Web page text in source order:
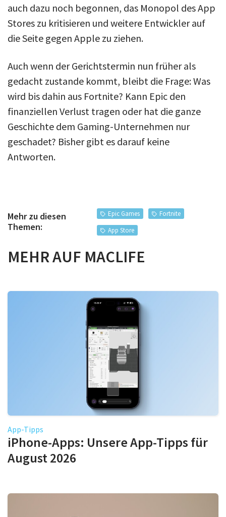
auch dazu noch begonnen, das Monopol des App
Stores zu kritisieren und weitere Entwickler auf
die Seite gegen Apple zu ziehen.
Auch wenn der Gerichtstermin nun früher als
gedacht zustande kommt, bleibt die Frage: Was
wird bis dahin aus Fortnite? Kann Epic den
finanziellen Verlust tragen oder hat die ganze
Geschichte dem Gaming-Unternehmen nur
geschadet? Bisher gibt es darauf keine
Antworten.
Mehr zu diesen
Themen:
Epic Games
Fortnite
App Store
MEHR AUF MACLIFE
App-Tipps
iPhone-Apps: Unsere App-Tipps für
August 2026